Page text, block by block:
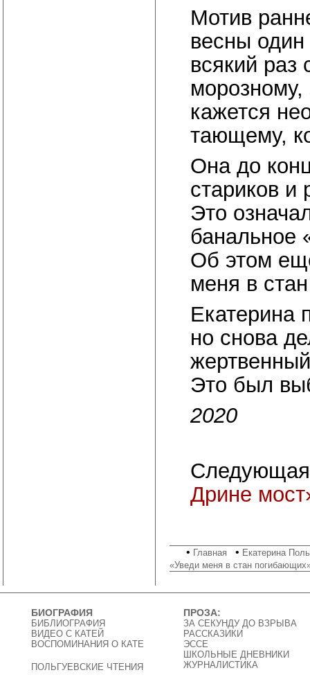
Мотив
весны один
всякий раз
морозному,
кажется
тающему,
Она до
стариков и
Это
банальное
Об этом
меня в
Екатерина
но снова
Это был
2020
Дрине
• Главная • Екатерина
«Уведи меня в стан
БИОГРАФИЯ
БИБЛИОГРАФИЯ
ВИДЕО C КАТЕЙ
ВОСПОМИНАНИЯ О КАТЕ
ПОЛЬГУЕВСКИЕ ЧТЕНИЯ
ПРОЗА:
ЗА СЕКУНДУ ДО ВЗРЫВА
РАССКАЗИКИ
ЭССЕ
ШКОЛЬНЫЕ ДНЕВНИКИ
ЖУРНАЛИСТИКА